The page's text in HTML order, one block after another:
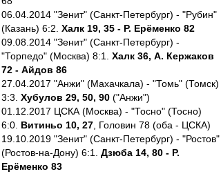
06.04.2014 "Зенит" (Санкт-Петербург) - "Рубин"
(Казань) 6:2. Халк 19, 35 - Р. Ерёменко 82
09.08.2014 "Зенит" (Санкт-Петербург) -
"Торпедо" (Москва) 8:1. Халк 36, А. Кержаков
72 - Айдов 86
27.04.2017 "Анжи" (Махачкала) - "Томь" (Томск)
3:3. Хубулов 29, 50, 90 ("Анжи")
01.12.2017 ЦСКА (Москва) - "Тосно" (Тосно)
6:0. Витиньо 10, 27 , Головин 78 (оба - ЦСКА)
19.10.2019 "Зенит" (Санкт-Петербург) - "Ростов"
(Ростов-на-Дону) 6:1. Дзюба 14, 80 - Р.
Ерёменко 83